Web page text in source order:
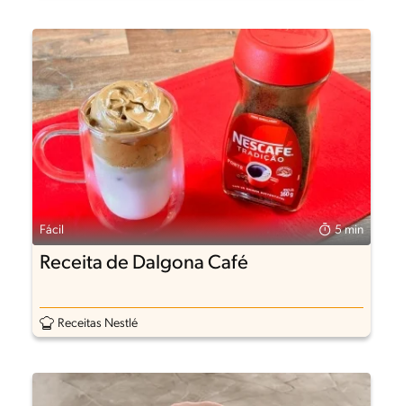
Fácil 5 min
Receita de Dalgona Café
Receitas Nestlé